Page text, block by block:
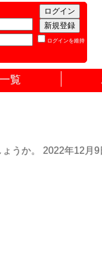
ログインを維持
覧
うか。 2022年12月9